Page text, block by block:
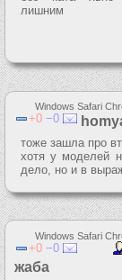
лишним
Windows Safari
0 0
тоже зашла про
хотя у моделей
дело, но и в
Windows Safari
0 0
жаба